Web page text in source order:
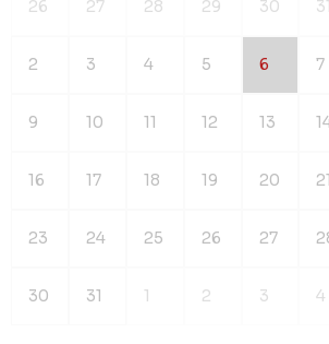
26 27 28 29 30 31
2 3 4 5 6 7
9 10 11 12 13
16 17 18 19 20 21
23 24 25 26 27
30 31 1 2 3 4